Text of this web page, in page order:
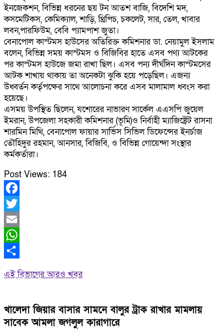
ইনজেকশন, বিভিন্ন ধরনের ছয় টন আতশ বাজি, বিদেশি মদ,
কসমেটিকস, কেমিক্যাল, শাড়ি, থ্রিপিচ, চকলেট, সার, তেল, খাবার
লবন,পারফিউম, বেবি প্যামপাশ জুতা।
বেনাপোল কাস্টমস হাউসের অতিরিক্ত কমিশনার ডা. নেয়ামুল ইসলাম
বলেন, বিভিন্ন সময় কাস্টমস ও বিজিবির হাতে এসব পণ্য আটকের
পর কাস্টমস হাউজে জমা রাখা ছিল। এসব পন্য দীর্ঘদিন কাস্টমসের
আটক শাখায় থাকায় তা অনেকটা ঝুকি হয়ে পড়েছিল। এজন্য
উধ্বর্তন কর্তৃপক্ষের সাথে আলোচনা করে এসব মালামাল ধ্বংস করা
হয়েছে।
এসময় উপস্থিত ছিলেন, যশোরের নাভারণ সার্কেল এএসপি জুয়েল
ইমরান, উপজেলা সহকারী কমিশনার (ভূমি)ও নির্বাহী ম্যাজিষ্ট্রেট রাসনা
শারমিন মিথি, বেনাপোল ফায়ার সার্ভিস সিভিল ডিফেন্সের ইনর্চাজ
তৌহিদুর রহমান, আনসার, বিজিবি, ও বিভিন্ন গোয়েন্দা সংস্থার
কর্মকর্তারা।
Post Views: 184
Facebook
Twitter
Email
WhatsApp
এই বিভাগের আরও খবর
খালেদা জিয়ার বাসার সামনে বালুর ট্রাক রাখার মামলায়
সাবেক আমলা জগলুল কারাগারে